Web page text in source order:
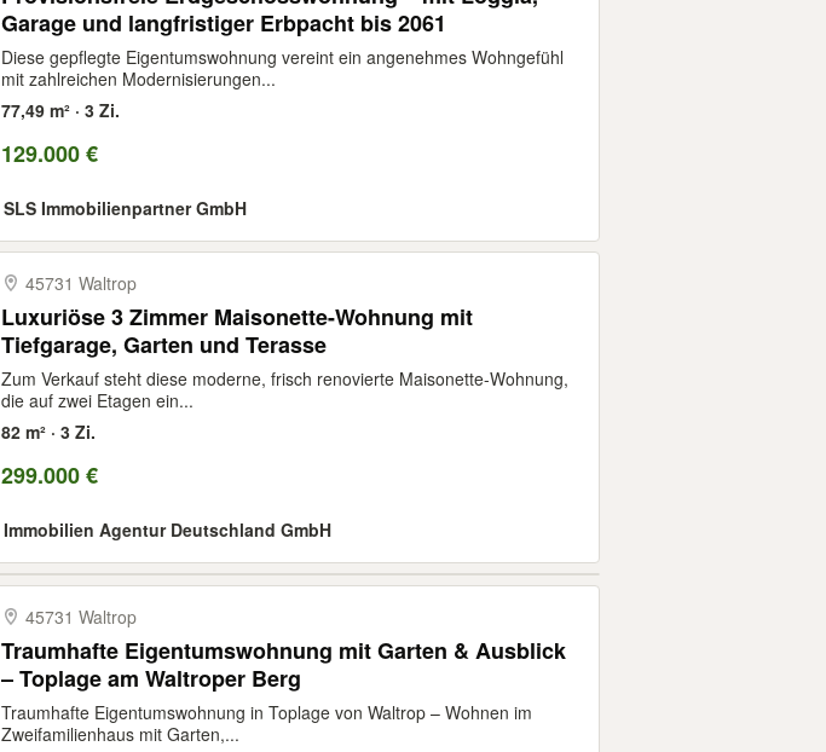
Garage und langfristiger Erbpacht bis 2061
Diese gepflegte Eigentumswohnung vereint ein angenehmes Wohngefühl
mit zahlreichen Modernisierungen...
77,49 m² · 3 Zi.
129.000 €
SLS Immobilienpartner GmbH
45731 Waltrop
Luxuriöse 3 Zimmer Maisonette-Wohnung mit
Tiefgarage, Garten und Terasse
Zum Verkauf steht diese moderne, frisch renovierte Maisonette-Wohnung,
die auf zwei Etagen ein...
82 m² · 3 Zi.
299.000 €
Immobilien Agentur Deutschland GmbH
45731 Waltrop
Traumhafte Eigentumswohnung mit Garten & Ausblick
– Toplage am Waltroper Berg
Traumhafte Eigentumswohnung in Toplage von Waltrop – Wohnen im
Zweifamilienhaus mit Garten,...